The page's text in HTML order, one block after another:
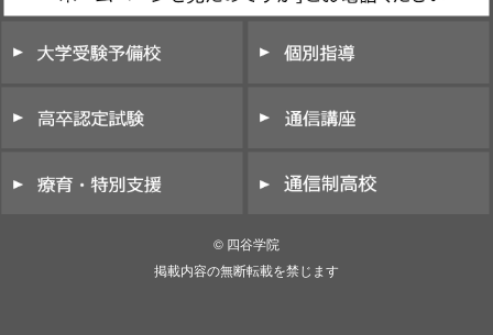
© 四谷学院
掲載内容の無断転載を禁じます